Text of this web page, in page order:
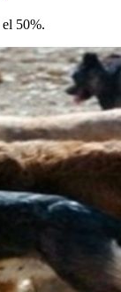
el 50%.